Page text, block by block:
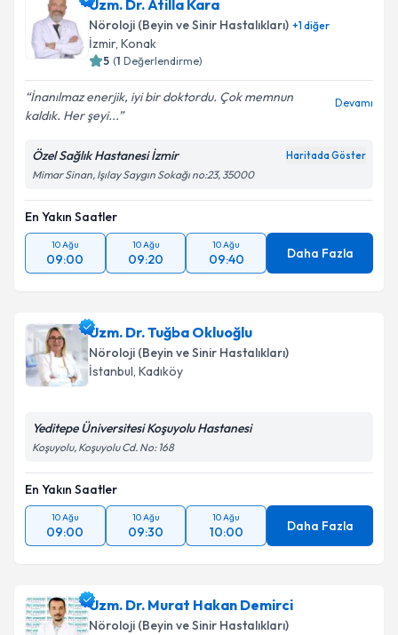
Uzm. Dr. Atilla Kara
Nöroloji (Beyin ve Sinir Hastalıkları) +1diğer
İzmir, Konak
5 (1 Değerlendirme)
İnanılmaz enerjik, iyi bir doktordu. Çok memnun
kaldık. Her şeyi...
Devamı
Özel Sağlık Hastanesi İzmir Haritada Göster
Mimar Sinan, Işılay Saygın Sokağı no:23, 35000
En Yakın Saatler
10 Ağu
09:00
10 Ağu
09:20
10 Ağu
09:40 Daha Fazla
Uzm. Dr. Tuğba Okluoğlu
Nöroloji (Beyin ve Sinir Hastalıkları)
İstanbul, Kadıköy
Yeditepe Üniversitesi Koşuyolu Hastanesi
Koşuyolu, Koşuyolu Cd. No: 168
En Yakın Saatler
10 Ağu
09:00
10 Ağu
09:30
10 Ağu
10:00 Daha Fazla
Uzm. Dr. Murat Hakan Demirci
Nöroloji (Beyin ve Sinir Hastalıkları)